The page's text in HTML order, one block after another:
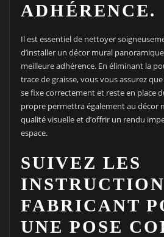
ADHÉRENCE.
Il est essentiel de nettoyer
d’installer un décor mural
meilleure adhérence. En éliminant la
trace de graisse, vous vous assurez
se fixe correctement et reste en place
propre permettra également au décor
qualité visuelle et d’offrir un rendu
espace.
SUIVEZ LES
FABRICANT
UNE POSE